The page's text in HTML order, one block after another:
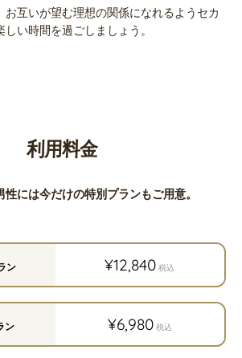
お互いが望む理想の関係になれるようセカ
い時間を過ごしましょう。
利用料金
には今だけの特別プランもご用意。
ン ¥12,840 税込
ン ¥6,980 税込